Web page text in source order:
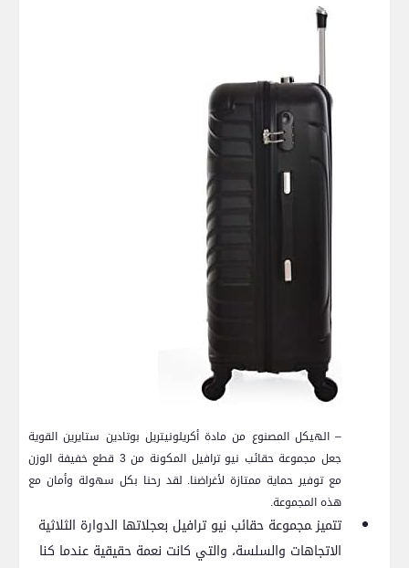
– الهيكل المصنوع من مادة أكريلونيتريل بوتادين ستايرين القوية
جعل مجموعة حقائب نيو ترافيل المكونة‍ من 3 قطع خفيفة الوزن
مع توفير حماية ممتازة لأغراضنا. لقد رحنا بكل سهولة وأمان مع
هذه المجموعة.
تتميز ‍مجموعة حقائب نيو ترافيل بعجلاتها الدوارة الثلاثية
⁤الاتجاهات والسلسة، والتي كانت نعمة​ حقيقية عندما⁤ كنا